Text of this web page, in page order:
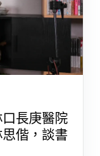
長庚醫院
偕，談書